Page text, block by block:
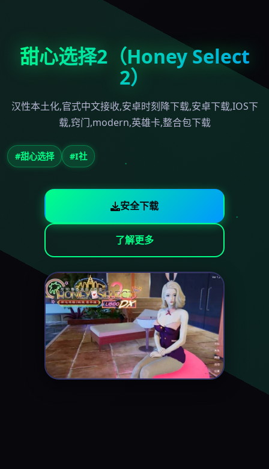
甜心选择2（Honey Select
2）
汉性本土化,官式中文接收,安卓时刻降下载,安卓下载,IOS下
载,窍门,modern,英雄卡,整合包下载
#甜心选择 #I社
安全下载
了解更多